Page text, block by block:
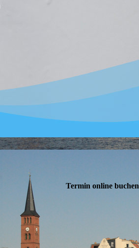
Termin online buchen